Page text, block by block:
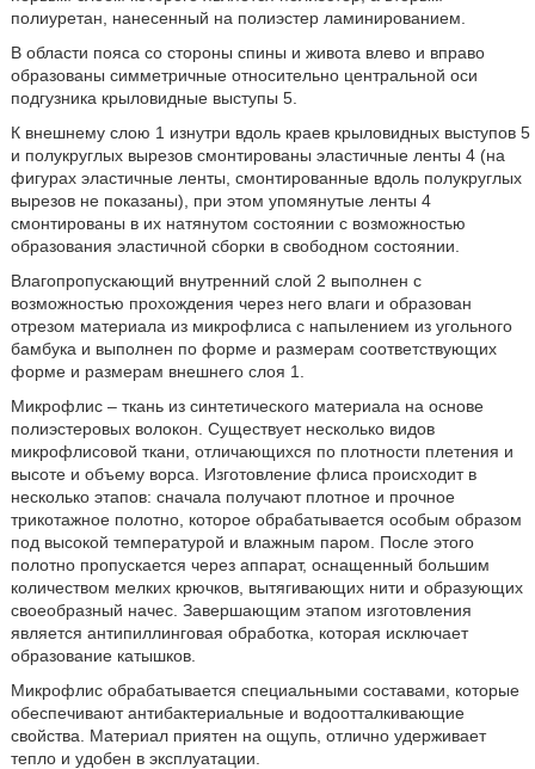
полиуретан, нанесенный на полиэстер ламинированием.
В области пояса со стороны спины и живота влево и вправо
образованы симметричные относительно центральной оси
подгузника крыловидные выступы 5.
К внешнему слою 1 изнутри вдоль краев крыловидных выступов 5
и полукруглых вырезов смонтированы эластичные ленты 4 (на
фигурах эластичные ленты, смонтированные вдоль полукруглых
вырезов не показаны), при этом упомянутые ленты 4
смонтированы в их натянутом состоянии с возможностью
образования эластичной сборки в свободном состоянии.
Влагопропускающий внутренний слой 2 выполнен с
возможностью прохождения через него влаги и образован
отрезом материала из микрофлиса с напылением из угольного
бамбука и выполнен по форме и размерам соответствующих
форме и размерам внешнего слоя 1.
Микрофлис – ткань из синтетического материала на основе
полиэстеровых волокон. Существует несколько видов
микрофлисовой ткани, отличающихся по плотности плетения и
высоте и объему ворса. Изготовление флиса происходит в
несколько этапов: сначала получают плотное и прочное
трикотажное полотно, которое обрабатывается особым образом
под высокой температурой и влажным паром. После этого
полотно пропускается через аппарат, оснащенный большим
количеством мелких крючков, вытягивающих нити и образующих
своеобразный начес. Завершающим этапом изготовления
является антипиллинговая обработка, которая исключает
образование катышков.
Микрофлис обрабатывается специальными составами, которые
обеспечивают антибактериальные и водоотталкивающие
свойства. Материал приятен на ощупь, отлично удерживает
тепло и удобен в эксплуатации.